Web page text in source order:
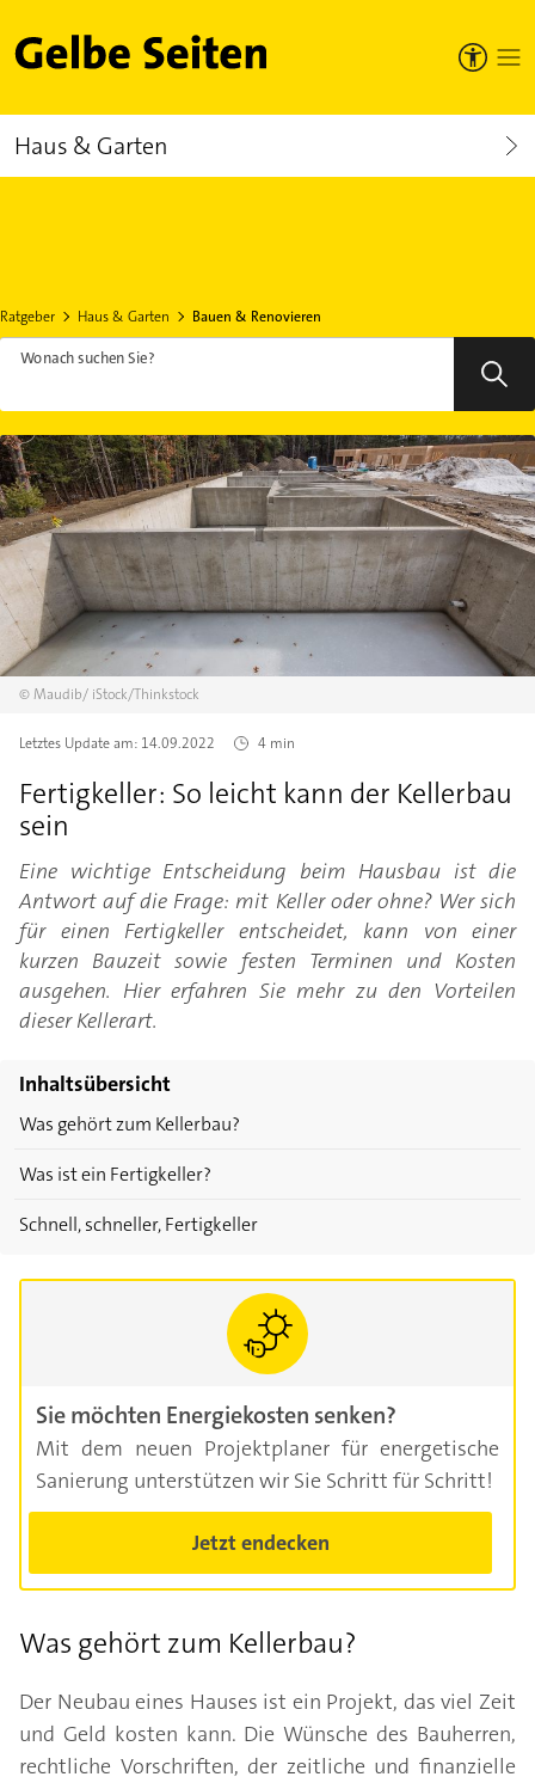
Gelbe Seiten
Haus & Garten
Ratgeber Haus & Garten Bauen & Renovieren
Wonach suchen Sie?
©Maudib/ iStock/Thinkstock
Letztes Update am: 14.09.2022 4 min
Fertigkeller: So leicht kann der Kellerbau
sein
Eine wichtige Entscheidung beim Hausbau ist die
Antwort auf die Frage: mit Keller oder ohne? Wer sich
für einen Fertigkeller entscheidet, kann von einer
kurzen Bauzeit sowie festen Terminen und Kosten
ausgehen. Hier erfahren Sie mehr zu den Vorteilen
dieser Kellerart.
Inhaltsübersicht
Was gehört zum Kellerbau?
Was ist ein Fertigkeller?
Schnell, schneller, Fertigkeller
Sie möchten Energiekosten senken?
Mit dem neuen Projektplaner für energetische
Sanierung unterstützen wir Sie Schritt für Schritt!
Jetzt endecken
Was gehört zum Kellerbau?
Der Neubau eines Hauses ist ein Projekt, das viel Zeit
und Geld kosten kann. Die Wünsche des Bauherren,
rechtliche Vorschriften, der zeitliche und finanzielle